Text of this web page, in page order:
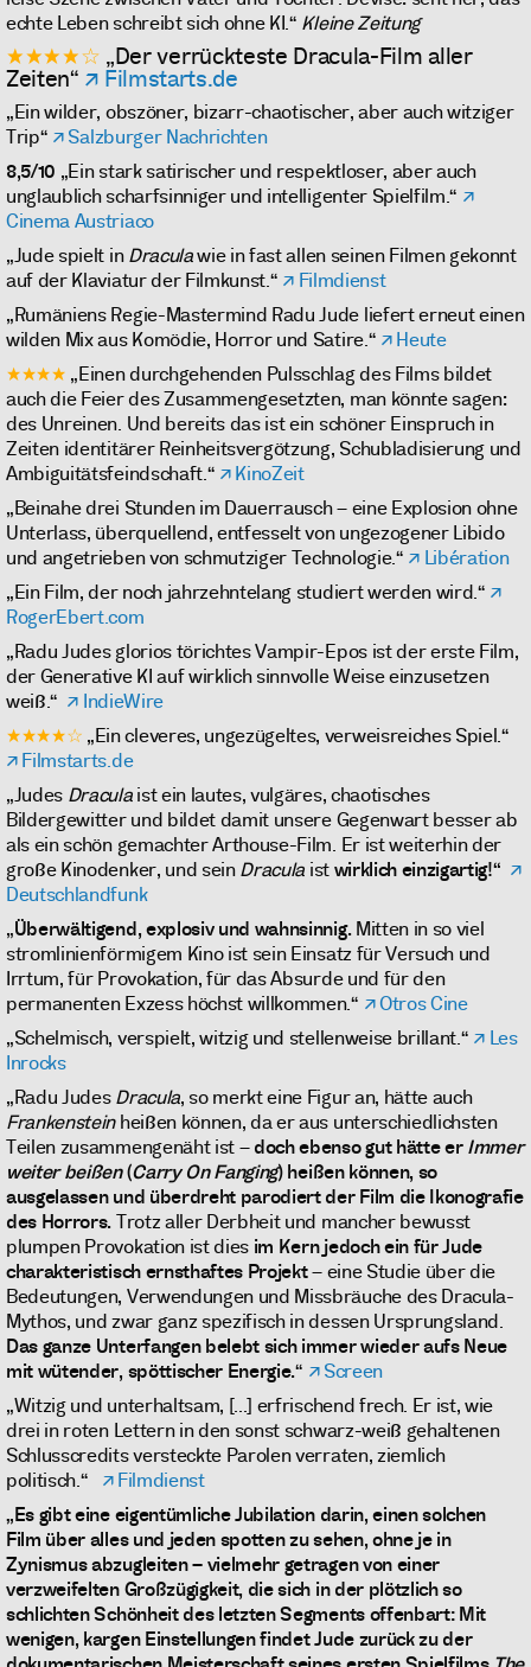
echte Leben schreibt sich ohne KI.“ Kleine Zeitung
★★★★☆ „Der verrückteste Dracula-Film aller
Zeiten“ Filmstarts.de
„Ein wilder, obszöner, bizarr-chaotischer, aber auch witziger
Trip“
Salzburger Nachrichten
8,5/10 „Ein stark satirischer und respektloser, aber auch
unglaublich scharfsinniger und intelligenter Spielfilm.“
Cinema Austriaco
„Jude spielt inDraculawie in fast allen seinen Filmen gekonnt
auf der Klaviatur der Filmkunst.“
Filmdienst
„Rumäniens Regie-Mastermind Radu Jude liefert erneut einen
wilden Mix aus Komödie, Horror und Satire.“
Heute
★★★★ „Einen durchgehenden Pulsschlag des Films bildet
auch die Feier des Zusammengesetzten, man könnte sagen:
des Unreinen. Und bereits das ist ein schöner Einspruch in
Zeiten identitärer Reinheitsvergötzung, Schubladisierung und
Ambiguitätsfeindschaft.“
KinoZeit
„Beinahe drei Stunden im Dauerrausch – eine Explosion ohne
Unterlass, überquellend, entfesselt von ungezogener Libido
und angetrieben von schmutziger Technologie.“
Libération
„Ein Film, der noch jahrzehntelang studiert werden wird.“
RogerEbert.com
„Radu Judes glorios törichtes Vampir-Epos ist der erste Film,
der Generative KI auf wirklich sinnvolle Weise einzusetzen
weiß.“
IndieWire
★★★★☆ „Ein cleveres, ungezügeltes, verweisreiches Spiel.“
Filmstarts.de
„Judes Draculaist ein lautes, vulgäres, chaotisches
Bildergewitter und bildet damit unsere Gegenwart besser ab
als ein schön gemachter Arthouse-Film. Er ist weiterhin der
große Kinodenker, und seinDracula istwirklich einzigartig!“
Deutschlandfunk
„Überwältigend, explosiv und wahnsinnig.Mitten in so viel
stromlinienförmigem Kino ist sein Einsatz für Versuch und
Irrtum, für Provokation, für das Absurde und für den
permanenten Exzess höchst willkommen.“
Otros Cine
„Schelmisch, verspielt, witzig und stellenweise brillant.“
Les
Inrocks
„Radu JudesDracula, so merkt eine Figur an, hätte auch
Frankensteinheißen können, da er aus unterschiedlichsten
Teilen zusammengenäht ist –doch ebenso gut hätte erImmer
weiter beißen(Carry On Fanging) heißen können, so
ausgelassen und überdreht parodiert der Film die Ikonografie
des Horrors.Trotz aller Derbheit und mancher bewusst
plumpen Provokation ist dies im Kern jedoch ein für Jude
charakteristisch ernsthaftes Projekt– eine Studie über die
Bedeutungen, Verwendungen und Missbräuche des Dracula-
Mythos, und zwar ganz spezifisch in dessen Ursprungsland.
Das ganze Unterfangen belebt sich immer wieder aufs Neue
mit wütender, spöttischer Energie.“
Screen
„Witzig und unterhaltsam, [...] erfrischend frech. Er ist, wie
drei in roten Lettern in den sonst schwarz-weiß gehaltenen
Schlusscredits versteckte Parolen verraten, ziemlich
politisch.“
Filmdienst
„Es gibt eine eigentümliche Jubilation darin, einen solchen
Film über alles und jeden spotten zu sehen, ohne je in
Zynismus abzugleiten – vielmehr getragen von einer
verzweifelten Großzügigkeit, die sich in der plötzlich so
schlichten Schönheit des letzten Segments offenbart: Mit
wenigen, kargen Einstellungen findet Jude zurück zu der